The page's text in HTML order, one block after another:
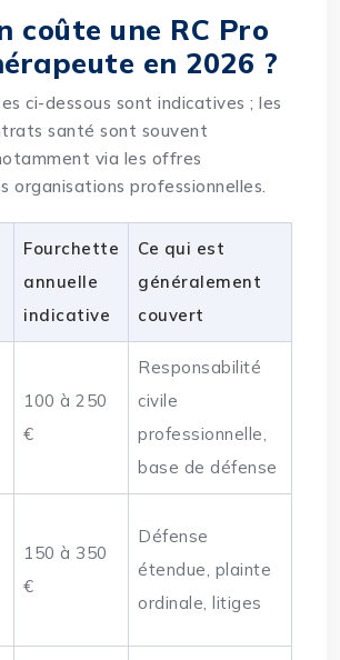
coûte une RC Pro
en 2026 ?
ci-dessous sont indicatives ; les
santé sont souvent
via les offres
organisations professionnelles.
Fourchette
annuelle
indicative
Ce qui est
généralement
couvert
100 à 250
€
Responsabilité
civile
professionnelle,
base de défense
150 à 350
€
Défense
étendue, plainte
ordinale, litiges